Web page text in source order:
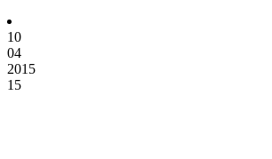
10
04
2015
15